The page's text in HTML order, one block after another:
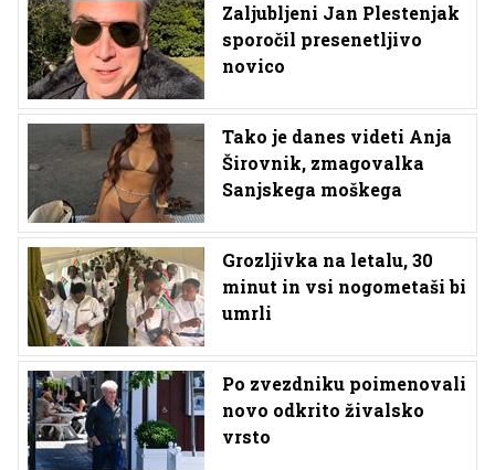
Zaljubljeni Jan Plestenjak
sporočil presenetljivo
novico
Tako je danes videti Anja
Širovnik, zmagovalka
Sanjskega moškega
Grozljivka na letalu, 30
minut in vsi nogometaši bi
umrli
Po zvezdniku poimenovali
novo odkrito živalsko
vrsto